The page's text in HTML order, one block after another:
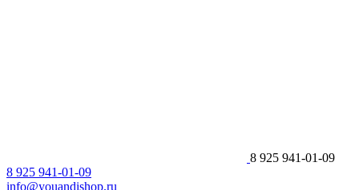
8 925 941-01-09
8 925 941-01-09
info@youandishop.ru